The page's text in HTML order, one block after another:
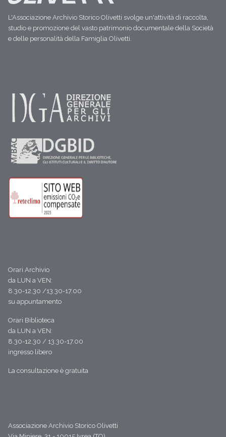
L'Associazione Archivio Storico Olivetti svolge un'attività di raccolta,
studio e promozione del vasto patrimonio documentale della Società
e delle personalità della Famiglia Olivetti.
Orari Archivio
da LUN a VEN:
8.30-12.30 /13.30-17.00
su appuntamento
Orari Biblioteca
da LUN a VEN:
8.30-12.30 / 13.30-17.00
ingresso libero
La consultazione è gratuita
Associazione Archivio Storico Olivetti